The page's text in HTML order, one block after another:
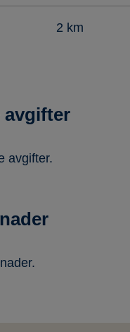
2 km
avgifter
avgifter.